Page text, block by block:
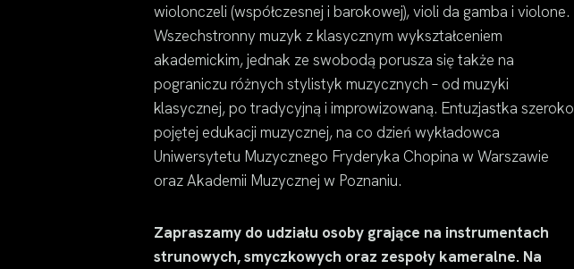
wiolonczeli (współczesnej i barokowej), violi da gamba i violone.
Wszechstronny muzyk z klasycznym wykształceniem
akademickim, jednak ze swobodą porusza się także na
pograniczu różnych stylistyk muzycznych – od muzyki
klasycznej, po tradycyjną i improwizowaną. Entuzjastka szeroko
pojętej edukacji muzycznej, na co dzień wykładowca
Uniwersytetu Muzycznego Fryderyka Chopina w Warszawie
oraz Akademii Muzycznej w Poznaniu.
Zapraszamy do udziału osoby grające na instrumentach
strunowych, smyczkowych oraz zespoły kameralne. Na